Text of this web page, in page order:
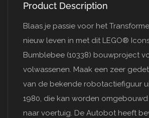
Product Description
Blaas je passie voor het
nieuw leven in met dit LEGO®
Bumblebee (10338) bouwproject
volwassenen. Maak een zeer
van de bekende robotactiefiguur
1980, die kan worden
naar voertuig. De Autobot heeft